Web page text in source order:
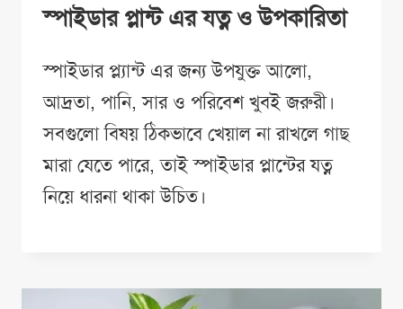
স্পাইডার প্লান্ট এর যত্ন ও উপকারিতা
স্পাইডার প্ল্যান্ট এর জন্য উপযুক্ত আলো,
আদ্রতা, পানি, সার ও পরিবেশ খুবই জরুরী।
সবগুলো বিষয় ঠিকভাবে খেয়াল না রাখলে গাছ
মারা যেতে পারে, তাই স্পাইডার প্লান্টের যত্ন
নিয়ে ধারনা থাকা উচিত।